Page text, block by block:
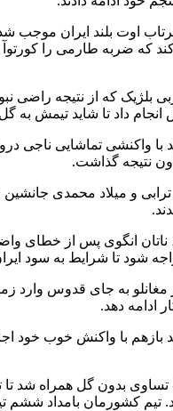
۵۲ بازهم پرتاب اوت بلند ایران
که ضربه طارمی را کورتوآ
انجام داد تا شاید تیمش به
بیرانوند با واکنشی تماشایی
نتیجه گذاشت.
۶۵، مهدی ترابی و میلاد محمدی
ناتان انگوی پس از خطای
شود تا شرایط به سود
۷۸ شهریار مغانلو به جای قدوس
ادامه دهد.
بیرانوند بازهم با واکنش خوب
تساوی بدون گل همراه شد تا
شود. تیم کشورمان بامداد